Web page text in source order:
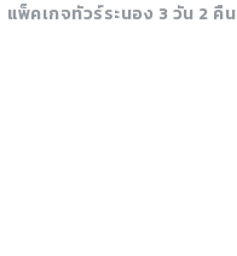
แพ็คเกจทัวร์ระนอง 3 วัน 2 คืน